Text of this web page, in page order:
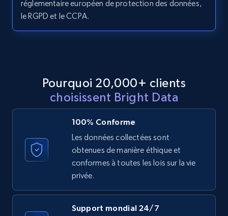
11.3K+ 1.5K+ Essai gratuit
LinkedIn posts - Discover new posts
company URL
URL, ID, User id, Use url, Title, Headline, Post
text, Date posted, and more.
réglementaire européen de protection des données,
le RGPD et le CCPA.
Pourquoi 20,000+ clients
choisissent Bright Data
100% Conforme
Les données collectées sont
obtenues de manière éthique et
conformes à toutes les lois sur la vie
privée.
Support mondial 24/7